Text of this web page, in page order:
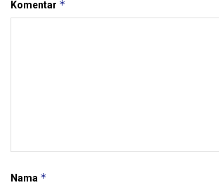
Komentar *
Nama *